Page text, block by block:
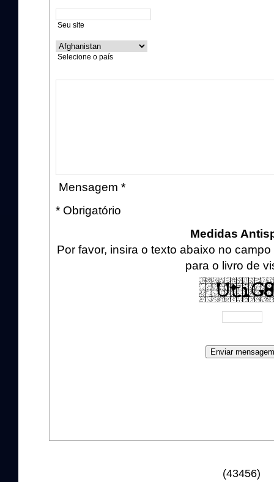
Seu site
Selecione o país
Mensagem *
* Obrigatório
Medidas
Por favor, insira o texto abaixo no
para o livro de
(43456)